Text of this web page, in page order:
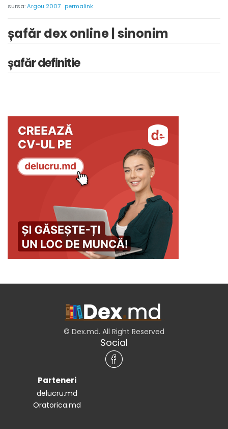
sursa:Argou 2007 permalink
șafăr dex online | sinonim
șafăr definitie
© Dex.md. All Right Reserved
Social
Parteneri
delucru.md
Oratorica.md